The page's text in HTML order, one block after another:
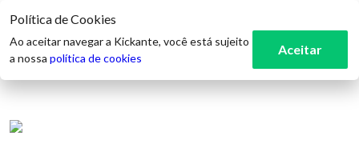
Política de Cookies
Ao aceitar navegar a Kickante, você está sujeito
a nossa política de cookies
Aceitar